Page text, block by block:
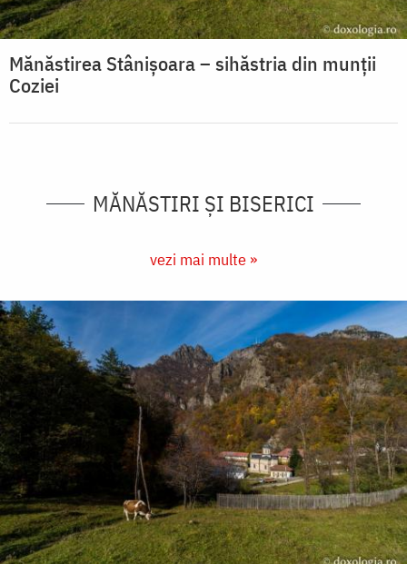
Mănăstirea Stânișoara – sihăstria din munții
Coziei
MĂNĂSTIRI ȘI BISERICI
vezi mai multe »